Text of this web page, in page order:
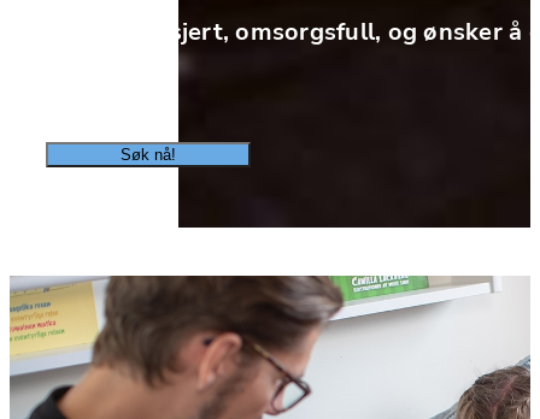
Er du engasjert, omsorgsfull, og ønsker
Søk nå!